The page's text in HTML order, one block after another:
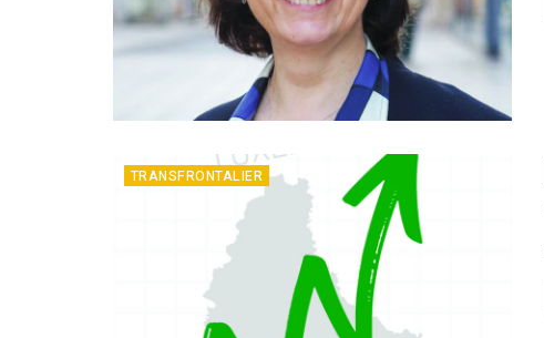
TRANSFRONTALIER